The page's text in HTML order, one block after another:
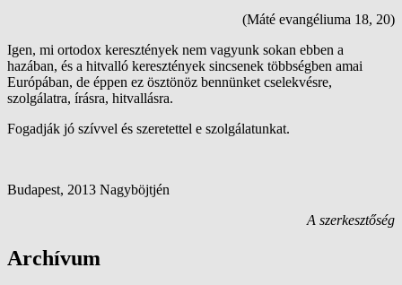
(Máté evangéliuma 18, 20)
Igen, mi ortodox keresztények nem vagyunk sokan ebben a
hazában, és a hitvalló keresztények sincsenek többségben amai
Európában, de éppen ez ösztönöz bennünket cselekvésre,
szolgálatra, írásra, hitvallásra.
Fogadják jó szívvel és szeretettel e szolgálatunkat.
Budapest, 2013 Nagyböjtjén
A szerkesztőség
Archívum